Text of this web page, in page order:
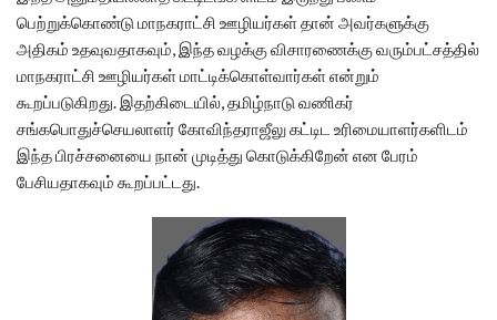
பெற்றுக்கொண்டு மாநகராட்சி ஊழியர்கள் தான் அவர்களுக்கு
அதிகம் உதவுவதாகவும், இந்த வழக்கு விசாரணைக்கு வரும்பட்சத்தில்
மாநகராட்சி ஊழியர்கள் மாட்டிக்கொள்வார்கள் என்றும்
கூறப்படுகிறது. இதற்கிடையில், தமிழ்நாடு வணிகர்
சங்கபொதுச்செயலாளர் கோவிந்தராஜீலு கட்டிட உரிமையாளர்களிடம்
இந்த பிரச்சனையை நான் முடித்து கொடுக்கிறேன் என பேரம்
பேசியதாகவும் கூறப்பட்டது.